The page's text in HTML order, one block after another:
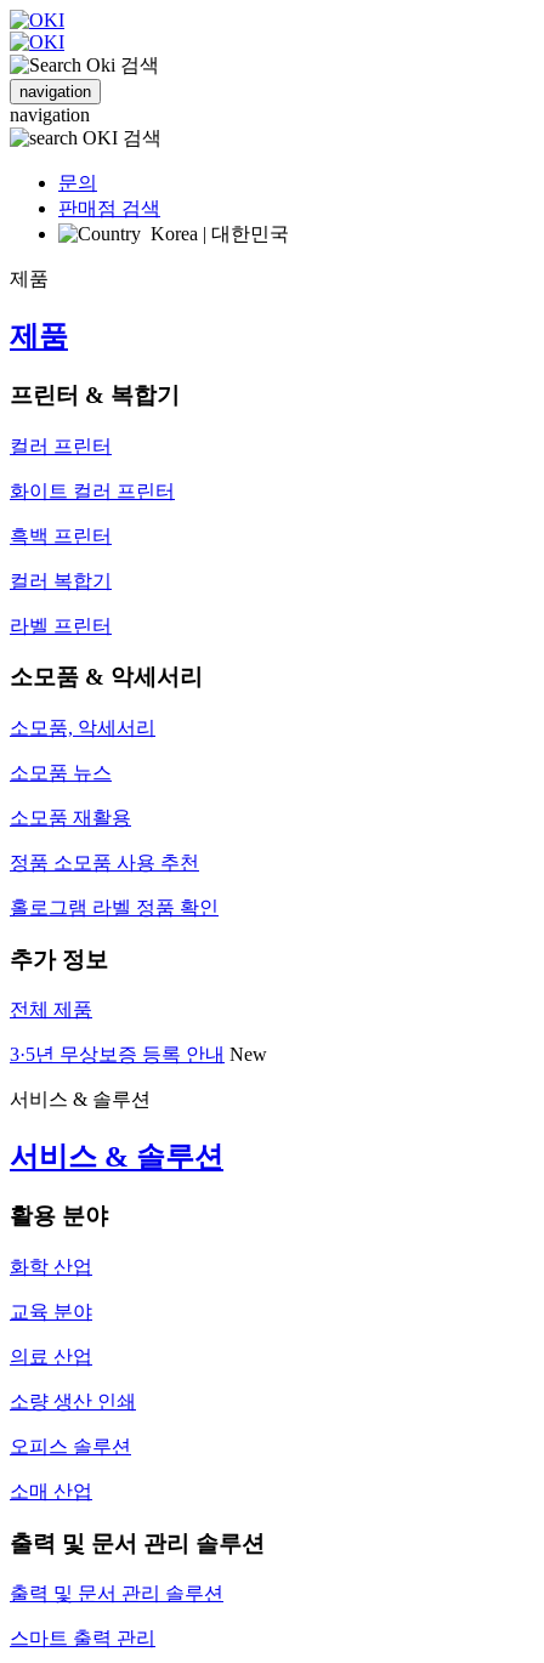
검색
navigation
navigation
검색
문의
판매점 검색
Korea | 대한민국
제품
제품
프린터 & 복합기
컬러 프린터
화이트 컬러 프린터
흑백 프린터
컬러 복합기
라벨 프린터
소모품 & 악세서리
소모품, 악세서리
소모품 뉴스
소모품 재활용
정품 소모품 사용 추천
홀로그램 라벨 정품 확인
추가 정보
전체 제품
3·5년 무상보증 등록 안내 New
서비스 & 솔루션
서비스 & 솔루션
활용 분야
화학 산업
교육 분야
의료 산업
소량 생산 인쇄
오피스 솔루션
소매 산업
출력 및 문서 관리 솔루션
출력 및 문서 관리 솔루션
스마트 출력 관리